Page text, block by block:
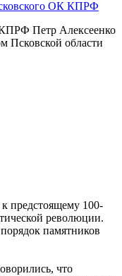
ОК КПРФ
КПРФ Петр Алексеенко
Псковской области
предстоящему 100-
революции.
памятников
что